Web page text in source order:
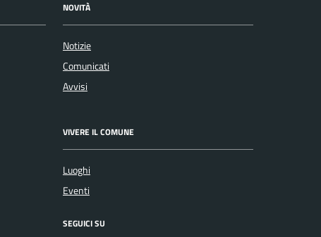
NOVITÀ
Notizie
Comunicati
Avvisi
VIVERE IL COMUNE
Luoghi
Eventi
SEGUICI SU